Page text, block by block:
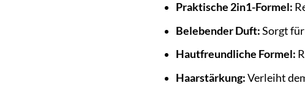
Praktische 2in1-Formel:
Belebender Duft:Sorgt
Hautfreundliche Formel:
Haarstärkung:Verleiht